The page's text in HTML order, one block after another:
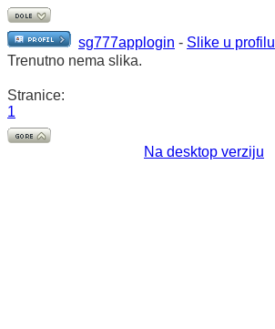
sg777applogin - Slike u profilu
Trenutno nema slika.
Stranice:
1
Na desktop verziju